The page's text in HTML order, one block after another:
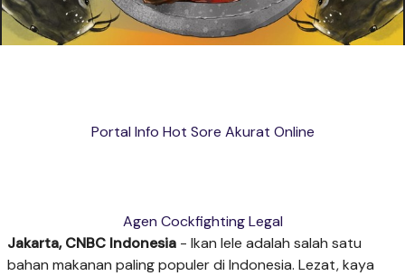
Portal Info Hot Sore Akurat Online
Agen Cockfighting Legal
Jakarta, CNBC Indonesia - Ikan lele adalah salah satu
bahan makanan paling populer di Indonesia. Lezat, kaya